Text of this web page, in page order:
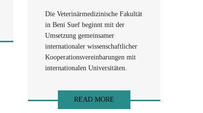
Die Veterinärmedizinische Fakultät
in Beni Suef beginnt mit der
Umsetzung gemeinsamer
internationaler wissenschaftlicher
Kooperationsvereinbarungen mit
internationalen Universitäten.
READ MORE